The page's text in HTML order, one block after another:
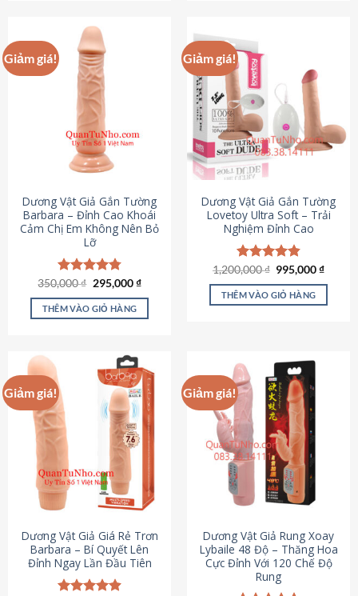
Giảm giá!
Dương Vật Giả Gắn Tường
Barbara – Đỉnh Cao Khoái
Cảm Chị Em Không Nên Bỏ
Lỡ
Được xếp
hạng4.79
5 sao
350,000₫ Giá
là:
350,000 ₫.
295,000₫Giá
tại
THÊM VÀO GIỎ HÀNG
Giảm giá!
Dương Vật Giả Gắn Tường
Lovetoy Ultra Soft – Trải
Nghiệm Đỉnh Cao
Được xếp
hạng4.82
5 sao
1,200,000₫ Giá
là:
1,200,000 ₫.
995,000₫Giá
tại
THÊM VÀO GIỎ HÀNG
Giảm giá!
Dương Vật Giả Giá Rẻ Trơn
Barbara – Bí Quyết Lên
Đỉnh Ngay Lần Đầu Tiên
Giảm giá!
Dương Vật Giả Rung Xoay
Lybaile 48 Độ – Thăng Hoa
Cực Đỉnh Với 120 Chế Độ
Rung